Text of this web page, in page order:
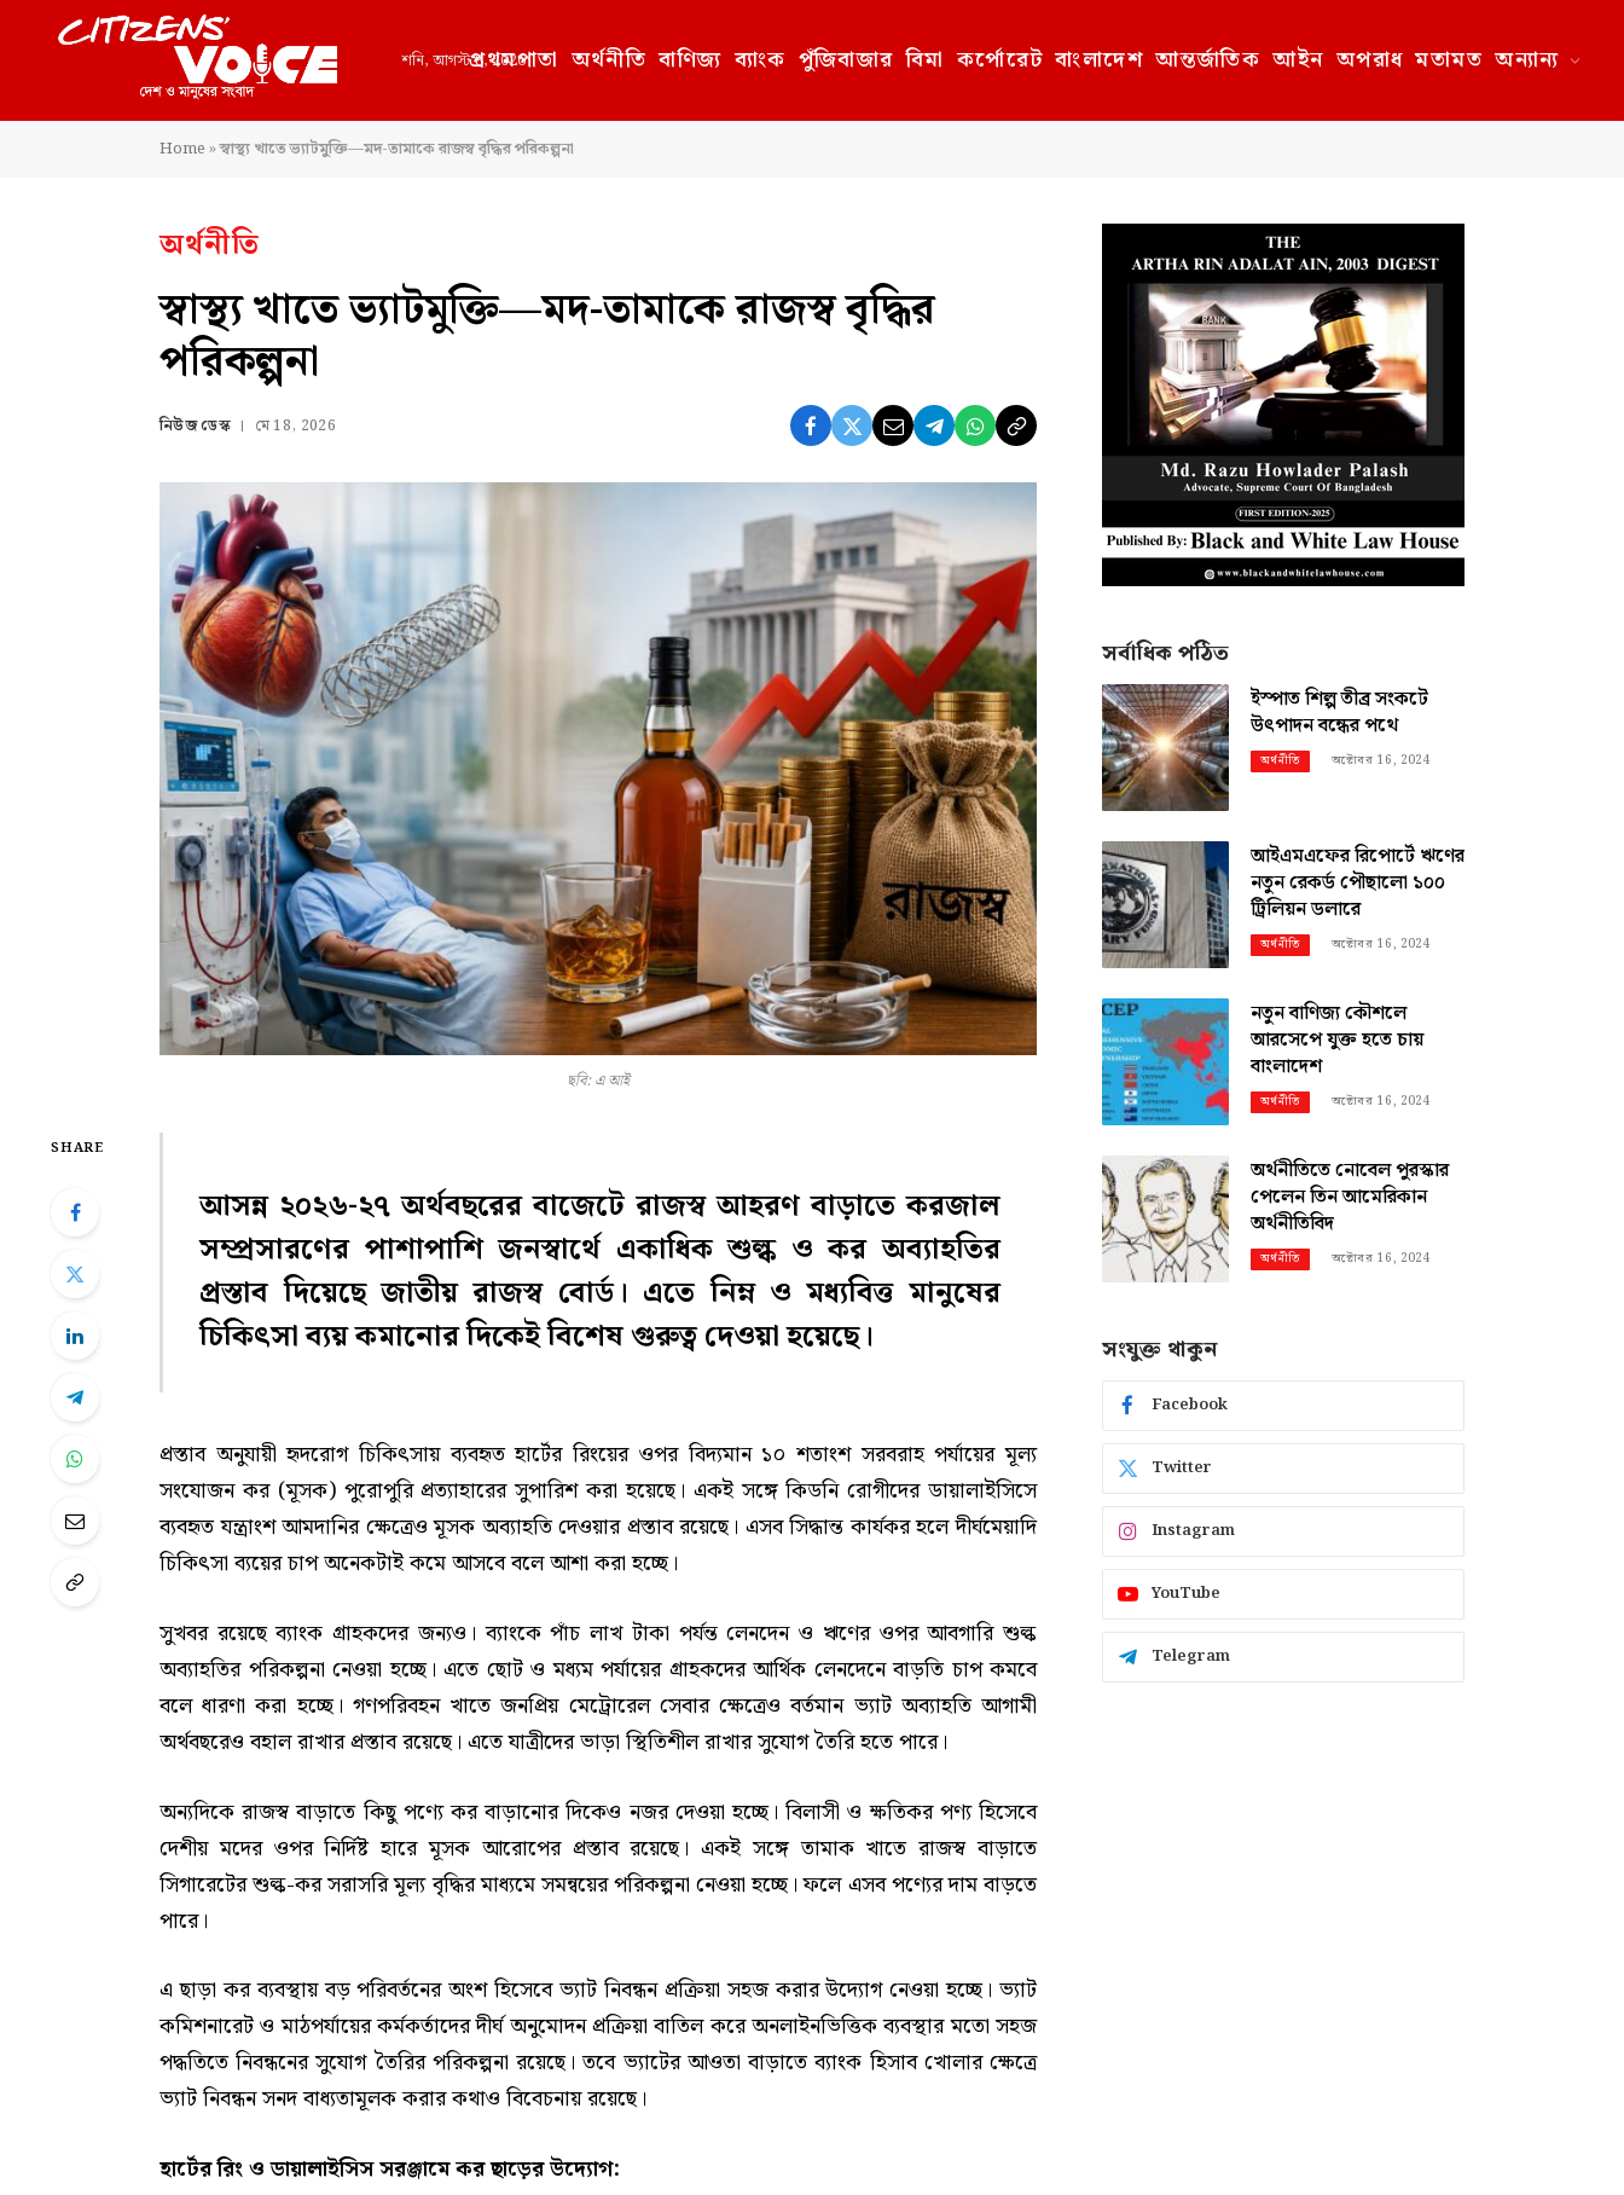
শনি, আগস্ট 8, 2026
প্রথমপাতা অর্থনীতি বাণিজ্য ব্যাংক পুঁজিবাজার বিমা কর্পোরেট বাংলাদেশ আন্তর্জাতিক আইন অপরাধ মতামত অন্যান্য
Home»স্বাস্থ্য খাতে ভ্যাটমুক্তি—মদ-তামাকে রাজস্ব বৃদ্ধির পরিকল্পনা
অর্থনীতি
স্বাস্থ্য খাতে ভ্যাটমুক্তি—মদ-তামাকে রাজস্ব বৃদ্ধির
পরিকল্পনা
নিউজ ডেস্ক মে 18, 2026
ছবি: এ আই
SHARE
আসন্ন ২০২৬-২৭ অর্থবছরের বাজেটে রাজস্ব আহরণ বাড়াতে করজাল
সম্প্রসারণের পাশাপাশি জনস্বার্থে একাধিক শুল্ক ও কর অব্যাহতির
প্রস্তাব দিয়েছেজাতীয় রাজস্ব বোর্ড। এতে নিম্ন ও মধ্যবিত্ত মানুষের
চিকিৎসা ব্যয় কমানোর দিকেই বিশেষ গুরুত্ব দেওয়া হয়েছে।
প্রস্তাব অনুযায়ী হৃদরোগ চিকিৎসায় ব্যবহৃত হার্টের রিংয়ের ওপর বিদ্যমান ১০ শতাংশ সরবরাহ পর্যায়ের মূল্য
সংযোজন কর (মূসক) পুরোপুরি প্রত্যাহারের সুপারিশ করা হয়েছে। একই সঙ্গে কিডনি রোগীদের ডায়ালাইসিসে
ব্যবহৃত যন্ত্রাংশ আমদানির ক্ষেত্রেও মূসক অব্যাহতি দেওয়ার প্রস্তাব রয়েছে। এসব সিদ্ধান্ত কার্যকর হলে দীর্ঘমেয়াদি
চিকিৎসা ব্যয়ের চাপ অনেকটাই কমে আসবে বলে আশা করা হচ্ছে।
সুখবর রয়েছে ব্যাংক গ্রাহকদের জন্যও। ব্যাংকে পাঁচ লাখ টাকা পর্যন্ত লেনদেন ও ঋণের ওপর আবগারি শুল্ক
অব্যাহতির পরিকল্পনা নেওয়া হচ্ছে। এতে ছোট ও মধ্যম পর্যায়ের গ্রাহকদের আর্থিক লেনদেনে বাড়তি চাপ কমবে
বলে ধারণা করা হচ্ছে। গণপরিবহন খাতে জনপ্রিয় মেট্রোরেল সেবার ক্ষেত্রেও বর্তমান ভ্যাট অব্যাহতি আগামী
অর্থবছরেও বহাল রাখার প্রস্তাব রয়েছে। এতে যাত্রীদের ভাড়া স্থিতিশীল রাখার সুযোগ তৈরি হতে পারে।
অন্যদিকে রাজস্ব বাড়াতে কিছু পণ্যে কর বাড়ানোর দিকেও নজর দেওয়া হচ্ছে। বিলাসী ও ক্ষতিকর পণ্য হিসেবে
দেশীয় মদের ওপর নির্দিষ্ট হারে মূসক আরোপের প্রস্তাব রয়েছে। একই সঙ্গে তামাক খাতে রাজস্ব বাড়াতে
সিগারেটের শুল্ক-কর সরাসরি মূল্য বৃদ্ধির মাধ্যমে সমন্বয়ের পরিকল্পনা নেওয়া হচ্ছে। ফলে এসব পণ্যের দাম বাড়তে
পারে।
এ ছাড়া কর ব্যবস্থায় বড় পরিবর্তনের অংশ হিসেবে ভ্যাট নিবন্ধন প্রক্রিয়া সহজ করার উদ্যোগ নেওয়া হচ্ছে। ভ্যাট
কমিশনারেট ও মাঠপর্যায়ের কর্মকর্তাদের দীর্ঘ অনুমোদন প্রক্রিয়া বাতিল করে অনলাইনভিত্তিক ব্যবস্থার মতো সহজ
পদ্ধতিতে নিবন্ধনের সুযোগ তৈরির পরিকল্পনা রয়েছে। তবে ভ্যাটের আওতা বাড়াতে ব্যাংক হিসাব খোলার ক্ষেত্রে
ভ্যাট নিবন্ধন সনদ বাধ্যতামূলক করার কথাও বিবেচনায় রয়েছে।
হার্টের রিং ও ডায়ালাইসিস সরঞ্জামে কর ছাড়ের উদ্যোগ:
সর্বাধিক পঠিত
ইস্পাত শিল্প তীব্র সংকটে
উৎপাদন বন্ধের পথে
অর্থনীতি অক্টোবর 16, 2024
আইএমএফের রিপোর্টে ঋণের
নতুন রেকর্ড পৌছালো ১০০
ট্রিলিয়ন ডলারে
অর্থনীতি অক্টোবর 16, 2024
নতুন বাণিজ্য কৌশলে
আরসেপে যুক্ত হতে চায়
বাংলাদেশ
অর্থনীতি অক্টোবর 16, 2024
অর্থনীতিতে নোবেল পুরস্কার
পেলেন তিন আমেরিকান
অর্থনীতিবিদ
অর্থনীতি অক্টোবর 16, 2024
সংযুক্ত থাকুন
Facebook
Twitter
Instagram
YouTube
Telegram